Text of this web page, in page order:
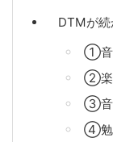
DTMが
①音
②楽
③音
④勉